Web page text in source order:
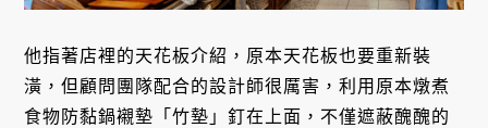
他指著店裡的天花板介紹，原本天花板也要重新裝
潢，但顧問團隊配合的設計師很厲害，利用原本燉煮
食物防黏鍋襯墊「竹墊」釘在上面，不僅遮蔽醜醜的